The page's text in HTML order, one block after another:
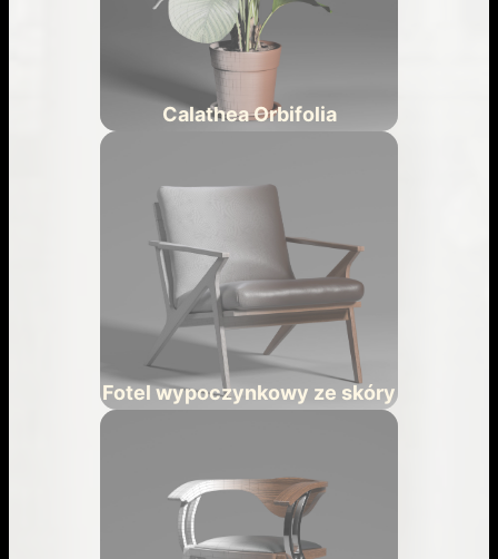
Calathea Orbifolia
Fotel wypoczynkowy ze skóry